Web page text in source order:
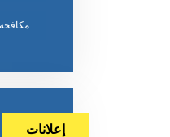
إعلانات